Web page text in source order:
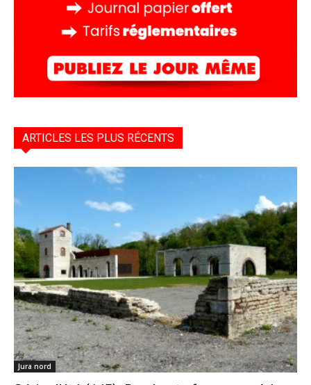
ARTICLES LES PLUS RÉCENTS
Jura nord